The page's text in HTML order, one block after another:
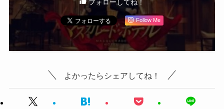
フォローしてね！
Follow Me
よかったらシェアしてね！